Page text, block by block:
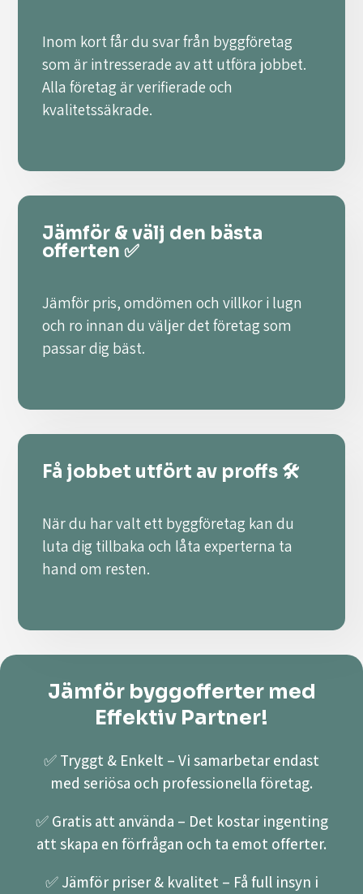
Inom kort får du svar från byggföretag
som är intresserade av att utföra jobbet.
Alla företag är verifierade och
kvalitetssäkrade.
Jämför & välj den bästa
offerten ✅
Jämför pris, omdömen och villkor i lugn
och ro innan du väljer det företag som
passar dig bäst.
Få jobbet utfört av proffs 🛠️
När du har valt ett byggföretag kan du
luta dig tillbaka och låta experterna ta
hand om resten.
Jämför byggofferter med
Effektiv Partner!
✅ Tryggt & Enkelt – Vi samarbetar endast
med seriösa och professionella företag.
✅ Gratis att använda – Det kostar ingenting
att skapa en förfrågan och ta emot offerter.
✅ Jämför priser & kvalitet – Få full insyn i